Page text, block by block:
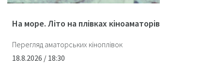
На море. Літо на плівках кіноаматорів
Перегляд аматорських кіноплівок
18.8.2026 / 18:30